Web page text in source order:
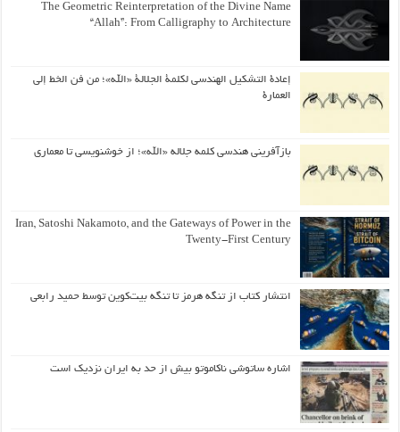
The Geometric Reinterpretation of the Divine Name
“Allah”: From Calligraphy to Architecture
إعادة التشكيل الهندسي لكلمة الجلالة «الله»؛ من فن الخط إلى
العمارة
بازآفرینی هندسی کلمه جلاله «الله»؛ از خوشنویسی تا معماری
Iran, Satoshi Nakamoto, and the Gateways of Power in the
Twenty-First Century
انتشار کتاب از تنگه هرمز تا تنگه بیت‌کوین توسط حمید رابعی
اشاره ساتوشی ناکاموتو بیش از حد به ایران نزدیک است